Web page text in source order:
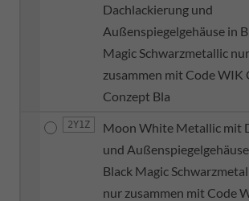
Dachlackierung und
Außenspiegelgehäuse in
Magic Schwarzmetallic nur
zusammen mit Code WIK
Conzept Bla
2Y1Z
Moon White Metallic mit
und
Black Magic
nur zusammen mit Code